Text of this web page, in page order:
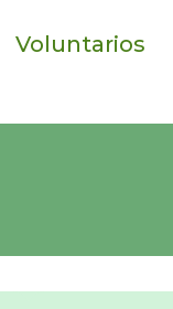
Voluntarios